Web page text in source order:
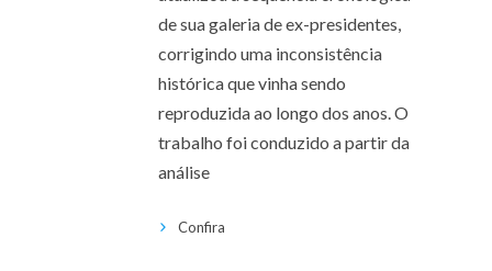
de sua galeria de ex-presidentes,
corrigindo uma inconsistência
histórica que vinha sendo
reproduzida ao longo dos anos. O
trabalho foi conduzido a partir da
análise
Confira